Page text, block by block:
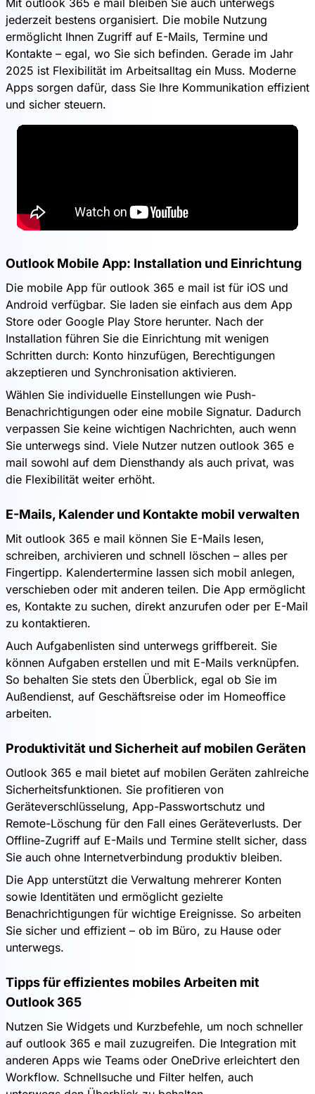
Mit outlook 365 e mail bleiben Sie auch unterwegs
jederzeit bestens organisiert. Die mobile Nutzung
ermöglicht Ihnen Zugriff auf E-Mails, Termine und
Kontakte – egal, wo Sie sich befinden. Gerade im Jahr
2025 ist Flexibilität im Arbeitsalltag ein Muss. Moderne
Apps sorgen dafür, dass Sie Ihre Kommunikation effizient
und sicher steuern.
Outlook Mobile App: Installation und Einrichtung
Die mobile App für outlook 365 e mail ist für iOS und
Android verfügbar. Sie laden sie einfach aus dem App
Store oder Google Play Store herunter. Nach der
Installation führen Sie die Einrichtung mit wenigen
Schritten durch: Konto hinzufügen, Berechtigungen
akzeptieren und Synchronisation aktivieren.
Wählen Sie individuelle Einstellungen wie Push-
Benachrichtigungen oder eine mobile Signatur. Dadurch
verpassen Sie keine wichtigen Nachrichten, auch wenn
Sie unterwegs sind. Viele Nutzer nutzen outlook 365 e
mail sowohl auf dem Diensthandy als auch privat, was
die Flexibilität weiter erhöht.
E-Mails, Kalender und Kontakte mobil verwalten
Mit outlook 365 e mail können Sie E-Mails lesen,
schreiben, archivieren und schnell löschen – alles per
Fingertipp. Kalendertermine lassen sich mobil anlegen,
verschieben oder mit anderen teilen. Die App ermöglicht
es, Kontakte zu suchen, direkt anzurufen oder per E-Mail
zu kontaktieren.
Auch Aufgabenlisten sind unterwegs griffbereit. Sie
können Aufgaben erstellen und mit E-Mails verknüpfen.
So behalten Sie stets den Überblick, egal ob Sie im
Außendienst, auf Geschäftsreise oder im Homeoffice
arbeiten.
Produktivität und Sicherheit auf mobilen Geräten
Outlook 365 e mail bietet auf mobilen Geräten zahlreiche
Sicherheitsfunktionen. Sie profitieren von
Geräteverschlüsselung, App-Passwortschutz und
Remote-Löschung für den Fall eines Geräteverlusts. Der
Offline-Zugriff auf E-Mails und Termine stellt sicher, dass
Sie auch ohne Internetverbindung produktiv bleiben.
Die App unterstützt die Verwaltung mehrerer Konten
sowie Identitäten und ermöglicht gezielte
Benachrichtigungen für wichtige Ereignisse. So arbeiten
Sie sicher und effizient – ob im Büro, zu Hause oder
unterwegs.
Tipps für effizientes mobiles Arbeiten mit
Outlook 365
Nutzen Sie Widgets und Kurzbefehle, um noch schneller
auf outlook 365 e mail zuzugreifen. Die Integration mit
anderen Apps wie Teams oder OneDrive erleichtert den
Workflow. Schnellsuche und Filter helfen, auch